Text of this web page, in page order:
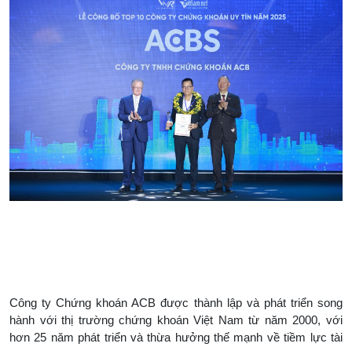
Công ty Chứng khoán ACB được thành lập và phát triển song
hành với thị trường chứng khoán Việt Nam từ năm 2000, với
hơn 25 năm phát triển và thừa hưởng thế mạnh về tiềm lực tài